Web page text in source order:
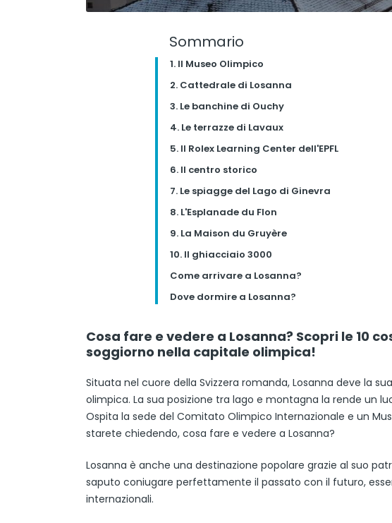
Sommario
1. Il Museo Olimpico
2. Cattedrale di Losanna
3. Le banchine di Ouchy
4. Le terrazze di Lavaux
5. Il Rolex Learning Center dell'EPFL
6. Il centro storico
7. Le spiagge del Lago di Ginevra
8. L'Esplanade du Flon
9. La Maison du Gruyère
10. Il ghiacciaio 3000
Come arrivare a Losanna?
Dove dormire a Losanna?
Cosa fare e vedere a Losanna? Scopri le 10
soggiorno nella capitale olimpica!
Situata nel cuore della Svizzera romanda, Losanna deve la
olimpica. La sua posizione tra lago e montagna la rende un
Ospita la sede del Comitato Olimpico Internazionale e un
starete chiedendo, cosa fare e vedere a Losanna?
Losanna è anche una destinazione popolare grazie al suo
saputo coniugare perfettamente il passato con il futuro,
internazionali.